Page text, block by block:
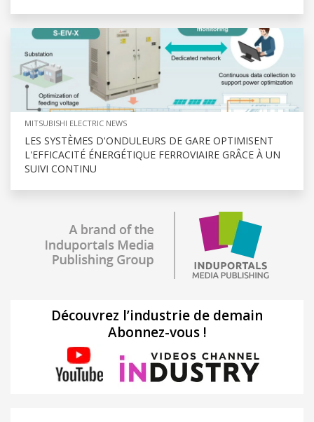
MITSUBISHI ELECTRIC NEWS
LES SYSTÈMES D'ONDULEURS DE GARE OPTIMISENT
L'EFFICACITÉ ÉNERGÉTIQUE FERROVIAIRE GRÂCE À UN
SUIVI CONTINU
Découvrez l’industrie de demain
Abonnez-vous !